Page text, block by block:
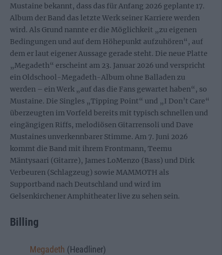
Mustaine bekannt, dass das für Anfang 2026 geplante 17.
Album der Band das letzte Werk seiner Karriere werden
wird. Als Grund nannte er die Möglichkeit „zu eigenen
Bedingungen und auf dem Höhepunkt aufzuhören“, auf
dem er laut eigener Aussage gerade steht. Die neue Platte
„Megadeth“ erscheint am 23. Januar 2026 und verspricht
ein Oldschool-Megadeth-Album ohne Balladen zu
werden – ein Werk „auf das die Fans gewartet haben“, so
Mustaine. Die Singles „Tipping Point“ und „I Don’t Care“
überzeugten im Vorfeld bereits mit typisch schnellen und
eingängigen Riffs, melodiösen Gitarrensoli und Dave
Mustaines unverkennbarer Stimme. Am 7. Juni 2026
kommt die Band mit ihrem Frontmann, Teemu
Mäntysaari (Gitarre), James LoMenzo (Bass) und Dirk
Verbeuren (Schlagzeug) sowie MAMMOTH als
Supportband nach Deutschland und wird im
Gelsenkirchener Amphitheater live zu sehen sein.
Billing
Megadeth (Headliner)